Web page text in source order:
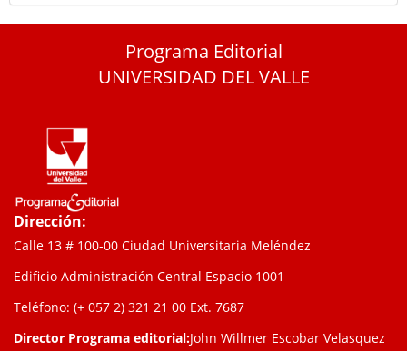
Programa Editorial
UNIVERSIDAD DEL VALLE
Dirección:
Calle 13 # 100-00 Ciudad Universitaria Meléndez
Edificio Administración Central Espacio 1001
Teléfono: (+ 057 2) 321 21 00 Ext. 7687
Director Programa editorial:John Willmer Escobar Velasquez